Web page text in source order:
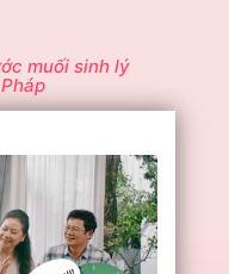
muối sinh lý